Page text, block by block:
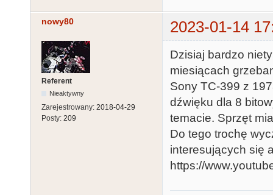
nowy80 2023-01-14
Referent
Nieaktywny
Zarejestrowany: 2018-04-29
Posty: 209
Dzisiaj bardzo
miesiącach
Sony TC-399 z
dźwięku dla 8
temacie. Sprzęt
Do tego trochę
interesujących się
https://